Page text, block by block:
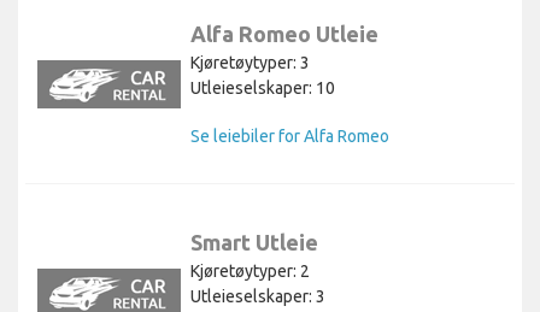
Alfa Romeo Utleie
Kjøretøytyper: 3
Utleieselskaper: 10
Se leiebiler for Alfa Romeo
Smart Utleie
Kjøretøytyper: 2
Utleieselskaper: 3